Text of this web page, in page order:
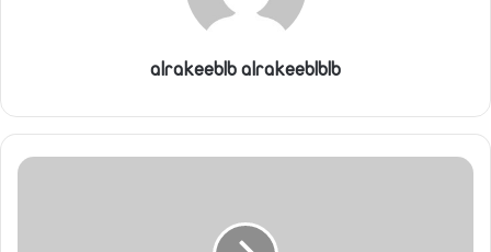
alrakeeblb alrakeeblblb